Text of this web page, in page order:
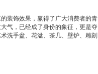
装饰效果，赢得了广大消费者的青
气，已经成了身份的象征，更是夺
洗手盆、花湓、茶几、壁炉、雕刻